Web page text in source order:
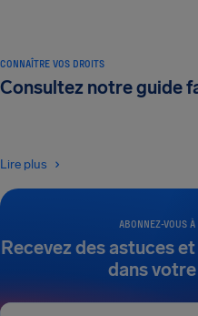
ABONNEZ-VOUS
Recevez des astuces
dans
CONNAÎTRE VOS DROITS
Consultez notre guide
Lire plus